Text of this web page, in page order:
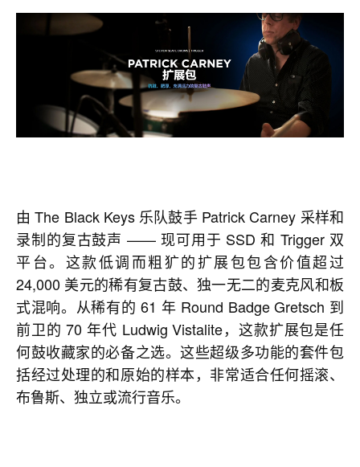
由 The Black Keys 乐队鼓手 Patrick Carney 采样和
录制的复古鼓声 —— 现可用于 SSD 和 Trigger 双
平台。这款低调而粗犷的扩展包包含价值超过
24,000 美元的稀有复古鼓、独一无二的麦克风和板
式混响。从稀有的 61 年 Round Badge Gretsch 到
前卫的 70 年代 Ludwig Vistalite，这款扩展包是任
何鼓收藏家的必备之选。这些超级多功能的套件包
括经过处理的和原始的样本，非常适合任何摇滚、
布鲁斯、独立或流行音乐。